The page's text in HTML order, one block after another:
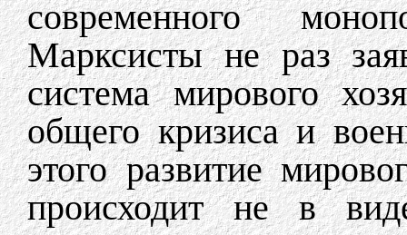
современного
Марксисты не раз
система мирового
общего кризиса и
этого развитие
происходит не в